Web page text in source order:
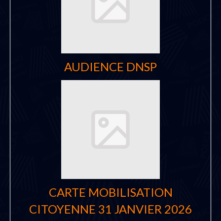
AUDIENCE DNSP
CARTE MOBILISATION
CITOYENNE 31 JANVIER 2026